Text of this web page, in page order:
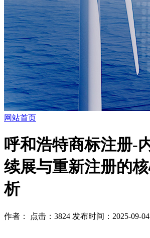
网站首页
呼和浩特商标注册-
续展与重新注册的
析
作者： 点击：3824 发布时间：2025-09-04